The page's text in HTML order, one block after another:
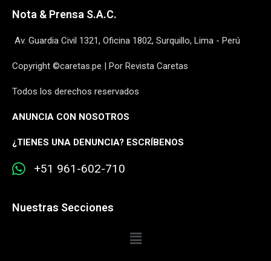
Nota & Prensa S.A.C.
Av. Guardia Civil 1321, Oficina 1802, Surquillo, Lima - Perú
Copyright ©caretas.pe | Por Revista Caretas
Todos los derechos reservados
ANUNCIA CON NOSOTROS
¿TIENES UNA DENUNCIA? ESCRÍBENOS
+51 961-602-710
Nuestras Secciones